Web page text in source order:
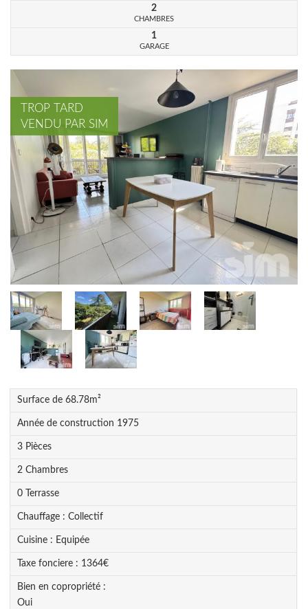
2
CHAMBRES
1
GARAGE
TROP TARD
VENDU PAR SIM
Surface de 68.78m²
Année de construction 1975
3 Pièces
2 Chambres
0 Terrasse
Chauffage : Collectif
Cuisine : Equipée
Taxe fonciere : 1364€
Bien en copropriété :
Oui